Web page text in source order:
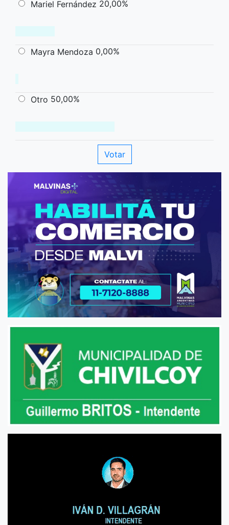
Mariel Fernández 20,00%
Mayra Mendoza 0,00%
Otro 50,00%